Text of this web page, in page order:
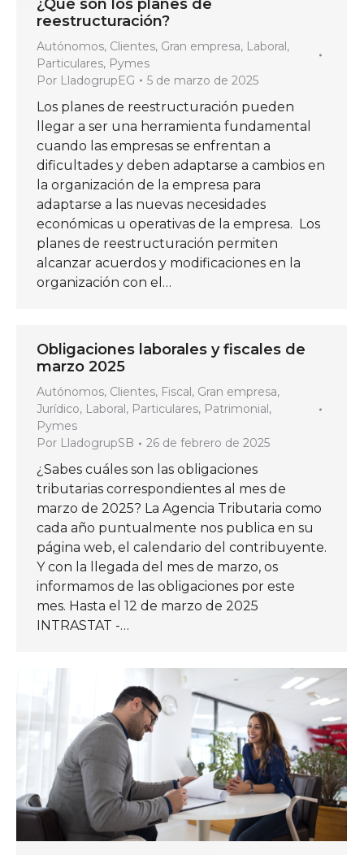
¿Qué son los planes de
reestructuración?
Autónomos, Clientes, Gran empresa, Laboral,
Particulares, Pymes
Por LladogrupEG 5 de marzo de 2025
Los planes de reestructuración pueden
llegar a ser una herramienta fundamental
cuando las empresas se enfrentan a
dificultades y deben adaptarse a cambios en
la organización de la empresa para
adaptarse a las nuevas necesidades
económicas u operativas de la empresa. Los
planes de reestructuración permiten
alcanzar acuerdos y modificaciones en la
organización con el…
Obligaciones laborales y fiscales de
marzo 2025
Autónomos, Clientes, Fiscal, Gran empresa,
Jurídico, Laboral, Particulares, Patrimonial,
Pymes
Por LladogrupSB 26 de febrero de 2025
¿Sabes cuáles son las obligaciones
tributarias correspondientes al mes de
marzo de 2025? La Agencia Tributaria como
cada año puntualmente nos publica en su
página web, el calendario del contribuyente.
Y con la llegada del mes de marzo, os
informamos de las obligaciones por este
mes. Hasta el 12 de marzo de 2025
INTRASTAT -…